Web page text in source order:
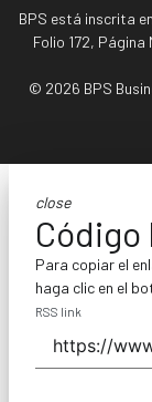
BPS está inscrita
Folio 172,
© 2026 BPS
close
Código
Para copiar el
haga clic en el
RSS link